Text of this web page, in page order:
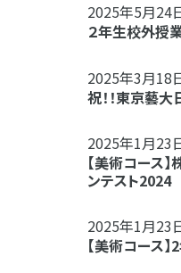
2025年5月24
２年生校外授
2025年3月18
祝！！東京藝大
2025年1月23
【美術コース
ンテスト2024
2025年1月23
【美術コース